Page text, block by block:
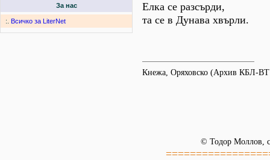
За нас
:. Всичко за LiterNet
Елка се разсърди,
та се в Дунава хвърли.
Кнежа, Оряховско (Архив КБЛ-
© Тодор Моллов,